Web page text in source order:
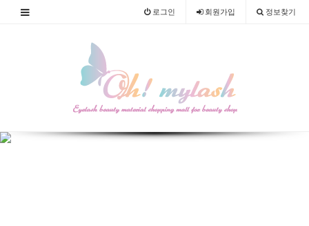
로그인 회원가입 정보찾기